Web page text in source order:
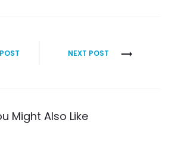
NEXT POST
Might Also Like